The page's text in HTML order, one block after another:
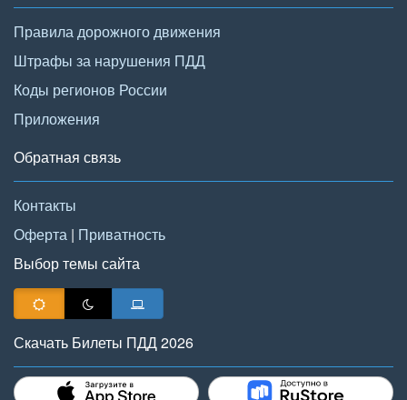
Правила дорожного движения
Штрафы за нарушения ПДД
Коды регионов России
Приложения
Обратная связь
Контакты
Оферта | Приватность
Выбор темы сайта
Скачать Билеты ПДД 2026